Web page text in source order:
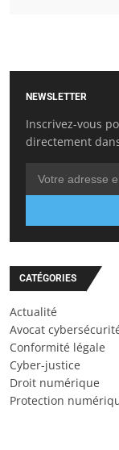
NEWSLETTER
Inscrivez-vous
directement
CATÉGORIES
Actualité
Avocat
Conformité légale
Cyber-justice
Droit numérique
Protection